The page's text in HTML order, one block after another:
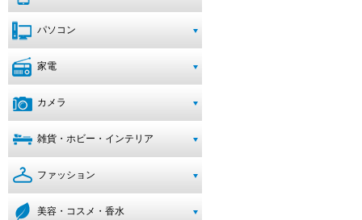
パソコン
家電
カメラ
雑貨・ホビー・インテリア
ファッション
美容・コスメ・香水